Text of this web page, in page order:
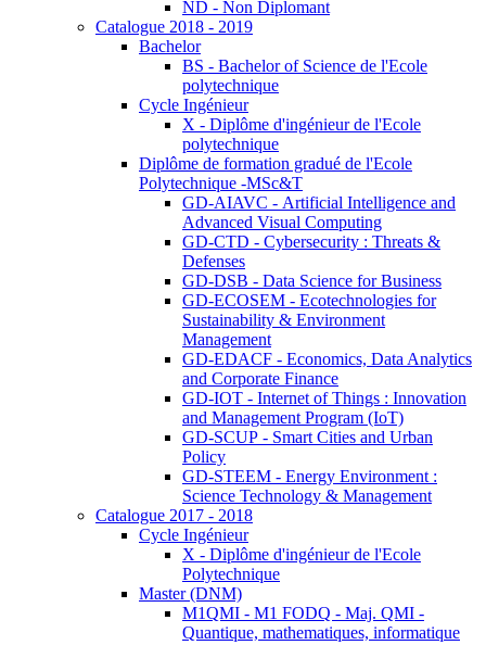
ND - Non Diplomant
Catalogue 2018 - 2019
Bachelor
BS - Bachelor of Science de l'Ecole
polytechnique
Cycle Ingénieur
X - Diplôme d'ingénieur de l'Ecole
polytechnique
Diplôme de formation gradué de l'Ecole
Polytechnique -MSc&T
GD-AIAVC - Artificial Intelligence and
Advanced Visual Computing
GD-CTD - Cybersecurity : Threats &
Defenses
GD-DSB - Data Science for Business
GD-ECOSEM - Ecotechnologies for
Sustainability & Environment
Management
GD-EDACF - Economics, Data Analytics
and Corporate Finance
GD-IOT - Internet of Things : Innovation
and Management Program (IoT)
GD-SCUP - Smart Cities and Urban
Policy
GD-STEEM - Energy Environment :
Science Technology & Management
Catalogue 2017 - 2018
Cycle Ingénieur
X - Diplôme d'ingénieur de l'Ecole
Polytechnique
Master (DNM)
M1QMI - M1 FODQ - Maj. QMI -
Quantique, mathematiques, informatique